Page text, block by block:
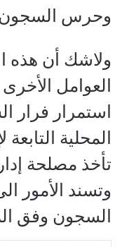
وحرس
ولاشك أن هذه
العوامل
استمرار فرار
المحلية
تأخذ مصلحة
وتسند الأمور
السجون وفق